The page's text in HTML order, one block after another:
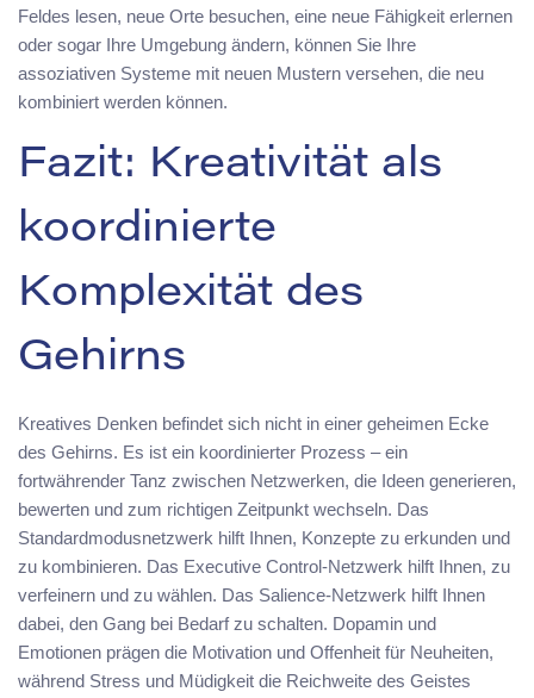
Feldes lesen, neue Orte besuchen, eine neue Fähigkeit erlernen
oder sogar Ihre Umgebung ändern, können Sie Ihre
assoziativen Systeme mit neuen Mustern versehen, die neu
kombiniert werden können.
Fazit: Kreativität als
koordinierte
Komplexität des
Gehirns
Kreatives Denken befindet sich nicht in einer geheimen Ecke
des Gehirns. Es ist ein koordinierter Prozess – ein
fortwährender Tanz zwischen Netzwerken, die Ideen generieren,
bewerten und zum richtigen Zeitpunkt wechseln. Das
Standardmodusnetzwerk hilft Ihnen, Konzepte zu erkunden und
zu kombinieren. Das Executive Control-Netzwerk hilft Ihnen, zu
verfeinern und zu wählen. Das Salience-Netzwerk hilft Ihnen
dabei, den Gang bei Bedarf zu schalten. Dopamin und
Emotionen prägen die Motivation und Offenheit für Neuheiten,
während Stress und Müdigkeit die Reichweite des Geistes